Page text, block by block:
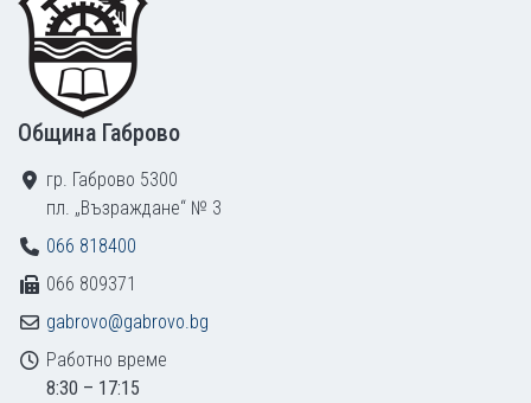
Община Габрово
гр. Габрово 5300
пл. „Възраждане“ № 3
066 818400
066 809371
gabrovo@gabrovo.bg
Работно време
8:30 – 17:15